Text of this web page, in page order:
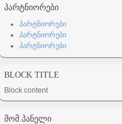
ᲞᲐᲠᲢᲜᲘᲝᲠᲔᲑᲘ
პარტნიორები
პარტნიორები
პარტნიორები
BLOCK TITLE
Block content
ᲛᲝᲛ.ᲞᲐᲜᲔᲚᲘ